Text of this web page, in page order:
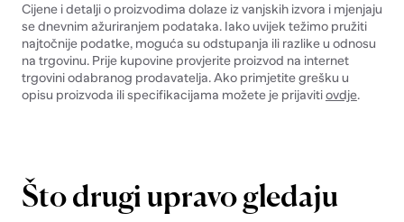
Cijene i detalji o proizvodima dolaze iz vanjskih izvora i mjenjaju
se dnevnim ažuriranjem podataka. Iako uvijek težimo pružiti
najtočnije podatke, moguća su odstupanja ili razlike u odnosu
na trgovinu. Prije kupovine provjerite proizvod na internet
trgovini odabranog prodavatelja. Ako primjetite grešku u
opisu proizvoda ili specifikacijama možete je prijavitiovdje.
Što drugi upravo gledaju